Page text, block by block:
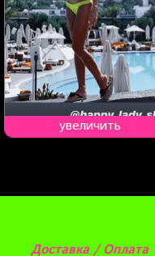
увеличить
Доставка / Оплата